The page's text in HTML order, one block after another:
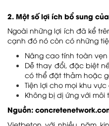
2. Một số lợi ích bổ sung
Ngoài những lợi ích đã kể
cạnh đó nó còn có những
Nâng cao tính toàn
Dễ thay đổi, đặc biệt
có thể đặt thảm hoặc
Tiện lợi cho mọi khu
Không bị dị ứng với môi
Nguồn:
Dự án
Nam
Dự án